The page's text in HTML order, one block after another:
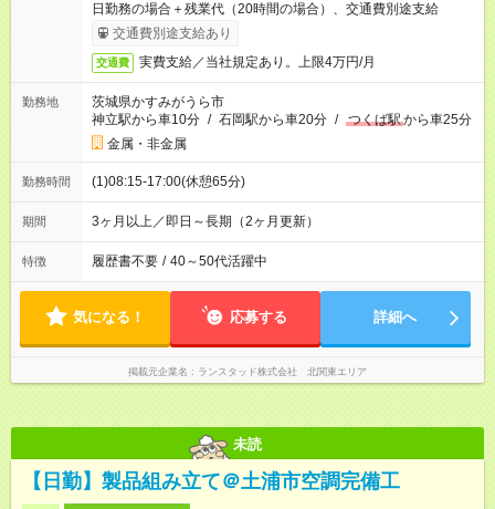
日勤務の場合＋残業代（20時間の場合）、交通費別途支給
交通費別途支給あり
交通費 実費支給／当社規定あり。上限4万円/月
勤務地
茨城県かすみがうら市
神立駅から車10分 / 石岡駅から車20分 / つくば駅から車25分
金属・非金属
勤務時間 (1)08:15-17:00(休憩65分)
期間 3ヶ月以上／即日～長期（2ヶ月更新）
特徴 履歴書不要 / 40～50代活躍中
気になる！ 応募する 詳細へ
掲載元企業名 ランスタッド株式会社 北関東エリア
未読
【日勤】製品組み立て＠土浦市空調完備工